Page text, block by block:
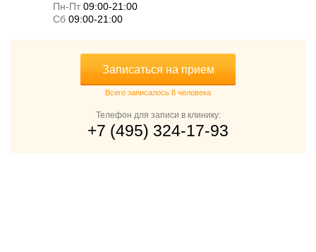
Пн-Пт 09:00-21:00
Cб 09:00-21:00
Записаться на прием
Всего записалось 8 человека
Телефон для записи в клинику:
+7 (495) 324-17-93